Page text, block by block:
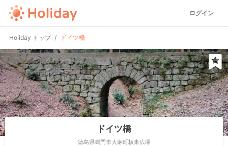
ログイン
Holiday トップ ドイツ橋
ドイツ橋
徳島県鳴門市大麻町板東広塚